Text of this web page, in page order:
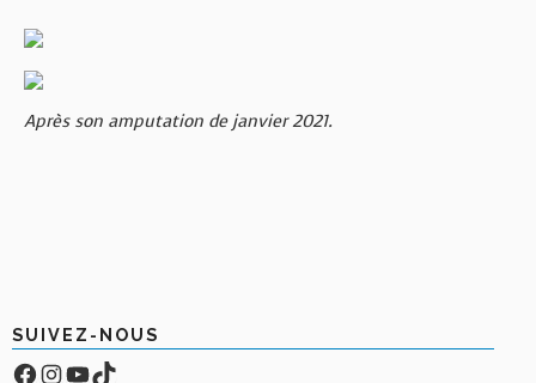
Après son amputation de janvier 2021.
SUIVEZ-NOUS
Facebook
Compte Instagram
YouTube
TikTok